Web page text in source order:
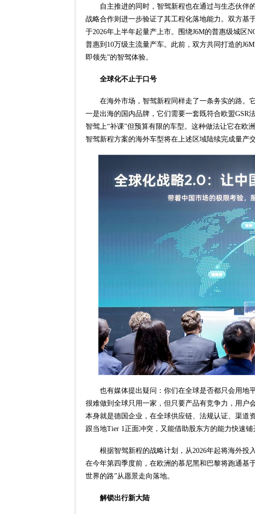
自主推进的同时，智驾新程也在通过与生态伙伴
战略合作则进一步验证了其工程化落地能力。双方基
于2026年上半年起量产上市。围绕J6M的普惠级城区
普惠到10万级主流量产车。此前，双方共同打造的
即领先”的智驾体验。
全球化不止于口号
在海外市场，智驾新程同样走了一条务实的路。
一是出海的国内品牌，它们需要一套既符合欧盟GSR
智驾上“补课”但预算有限的车型。这种做法让它在欧
智驾新程方案的海外车型将在上述区域陆续完成量产
也有媒体提出疑问：你们在全球是否都只会用地
很难做到全球只用一家，但只要产品有竞争力，用户
本身就是德国企业，在全球供应链、法规认证、渠道
跟当地Tier 1正面冲突，又能借助股东方的能力快速
根据智驾新程的战略计划，从2026年起将海外投
在今年第四季度前，在欧洲的慕尼黑和巴黎将跑通基
世界的路”从愿景走向落地。
解锁出行新大陆